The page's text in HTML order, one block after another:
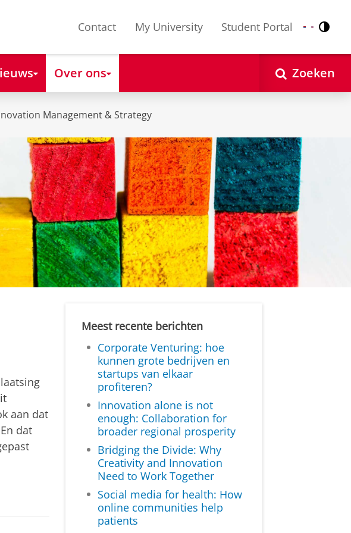
Contact My University Student Portal Nederlands
English
Over ons Zoeken
Management & Strategy
aan dat
dat
Meest recente berichten
Corporate Venturing: hoe
kunnen grote bedrijven en
startups van elkaar
profiteren?
Innovation alone is not
enough: Collaboration for
broader regional prosperity
Bridging the Divide: Why
Creativity and Innovation
Need to Work Together
Social media for health: How
online communities help
patients